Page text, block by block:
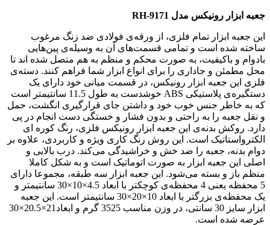
جعبه ابزار رونیکس مدل RH-9171
این جعبه ابزار تمام فلزی، از ورقه‌ی فولادی ضد زنگ مرغوب
ساخته شده است و تمامی قسمت‌های آن به وسیله‌ی پین‌هایی
بادوام و باکیفیت، به صورت محکم و منظم به هم متصل شده اند تا
محل مطمئن و جاداری را برای انواع ابزار شما فراهم کنند. دسته‌ی
فلزی این جعبه ابزار رونیکس، در قسمت میانی خود دارای یک
دستگیره‌ی پلاستیکی ABS خوشدست به طول 11.5 سانتیمتر است
که به خاطر جنس خوب خود و داشتن جای قرارگیری انگشت، حمل
و نقل جعبه را به راحتی و بدون فشار و خستگی دست انجام در پی
دارد. روکش بدنه‌ی این جعبه ابزار رونیکس فلزی، رنگ کوره ای
الکترواستاتیک است. این روش رنگ کاری ویژه و کاربردی، علاوه بر
دوام بدنه، جعبه را ضد خش و خراشیدگی می‌کند. درب بالایی و
اصلی این جعبه ابزار به صورت اتوماتیک است و به شکل کاملا
منظم باز و بسته می‌شود. این جعبه ابزار سه طبقه، مجموعا دارای
5 محفظه یعنی 4 محفظه‌ی کوچکتر با ابعاد 4.5×10×30 سانتیمتر و
یک محفظه‌ی بزرگتر با ابعاد 10×20×30 سانتیمتر است. این جعبه
ابزار سایز 30 سانتی، در وزن مناسب 3525 گرم و ابعاد21×20.5×30
عرضه شده است.